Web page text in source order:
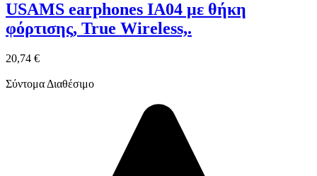
USAMS earphones IA04 με θήκη
φόρτισης, True Wireless,.
20,74 €
Σύντομα Διαθέσιμο